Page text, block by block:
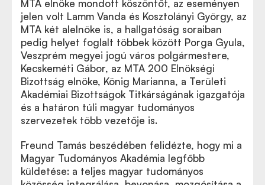
MTA elnöke mondott köszöntőt, az eseményen
jelen volt Lamm Vanda és Kosztolányi György, az
MTA két alelnöke is, a hallgatóság soraiban
pedig helyet foglalt többek között Porga Gyula,
Veszprém megyei jogú város polgármestere,
Kecskeméti Gábor, az MTA 200 Elnökségi
Bizottság elnöke, König Marianna, a Területi
Akadémiai Bizottságok Titkárságának igazgatója
és a határon túli magyar tudományos
szervezetek több vezetője is.
Freund Tamás beszédében felidézte, hogy mi a
Magyar Tudományos Akadémia legfőbb
küldetése: a teljes magyar tudományos